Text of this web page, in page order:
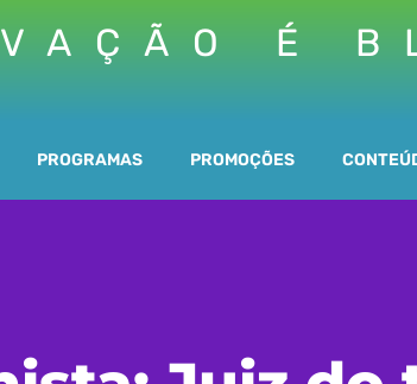
É
PROGRAMAS PROMOÇÕES